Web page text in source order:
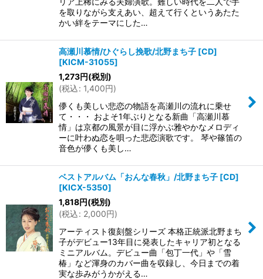
を取りながら支えあい、超えて行くというあたた
かい絆をテーマにした…
高瀬川慕情/ひぐらし挽歌/北野まち子 [CD]
[KICM-31055]
1,273円(税別)
(税込: 1,400円)
儚くも美しい悲恋の物語を高瀬川の流れに乗せ
て・・・ およそ1年ぶりとなる新曲「高瀬川慕
情」は京都の風景が目に浮かぶ雅やかなメロディ
ーに叶わぬ恋を唄った悲恋演歌です。 琴や篠笛の
音色が儚くも美し…
ベストアルバム「おんな春秋」/北野まち子 [CD]
[KICX-5350]
1,818円(税別)
(税込: 2,000円)
アーティスト復刻盤シリーズ 本格正統派北野まち
子がデビュー13年目に発表したキャリア初となる
ミニアルバム。デビュー曲「包丁一代」や「雪
椿」など渾身のカバー曲を収録し、今日までの着
実な歩みがうかがえる…